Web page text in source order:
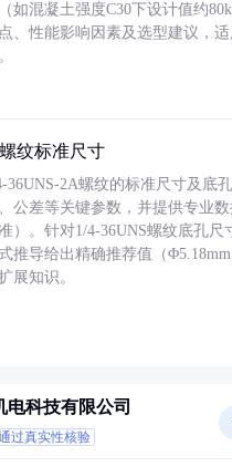
如混凝土强度C30下设计值约
、性能影响因素及选型建议，
纹标准尺寸
36UNS-2A螺纹的标准尺寸及底孔
公差等关键参数，并提供专业
）。针对1/4-36UNS螺纹底孔尺
推导给出精确推荐值（
展知识。
电科技有限公司
过真实性核验